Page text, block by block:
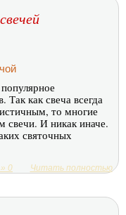
Так как свеча всегда
то многие
свечи. И никак иначе.
святочных
0 Читать полностью